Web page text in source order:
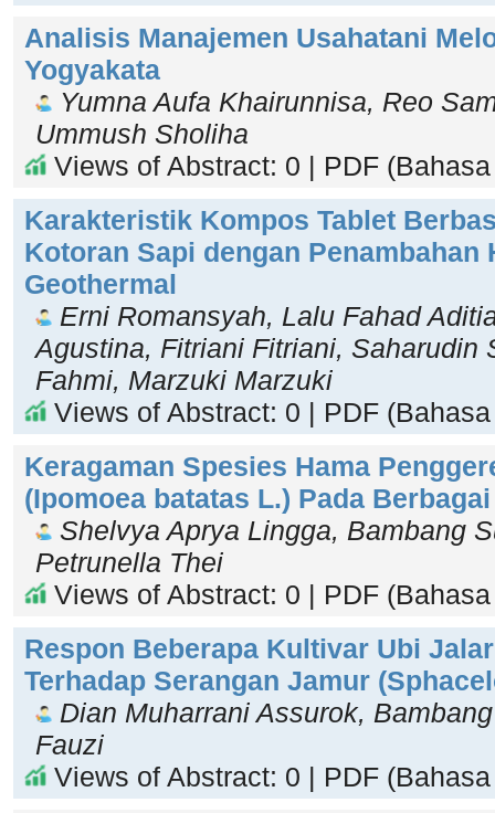
Analisis Manajemen Usahatani
Yogyakata
Yumna Aufa Khairunnisa, Reo
Ummush Sholiha
Views of Abstract: 0 | PDF
Karakteristik Kompos Tablet
Kotoran Sapi dengan Penambahan
Geothermal
Erni Romansyah, Lalu Fahad
Agustina, Fitriani Fitriani, Saharudin
Fahmi, Marzuki Marzuki
Views of Abstract: 0 | PDF
Keragaman Spesies Hama
(Ipomoea batatas L.) Pada
Shelvya Aprya Lingga, Bambang
Petrunella Thei
Views of Abstract: 0 | PDF
Respon Beberapa Kultivar Ubi
Terhadap Serangan Jamur
Dian Muharrani Assurok,
Fauzi
Views of Abstract: 0 | PDF